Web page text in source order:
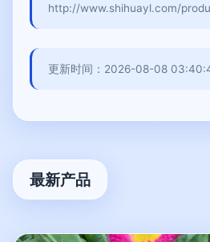
http://www.shihuayl.com/
更新时间：2026-08-08
最新产品